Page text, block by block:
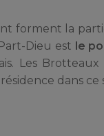
forment la
Dieu est le
Les
dans